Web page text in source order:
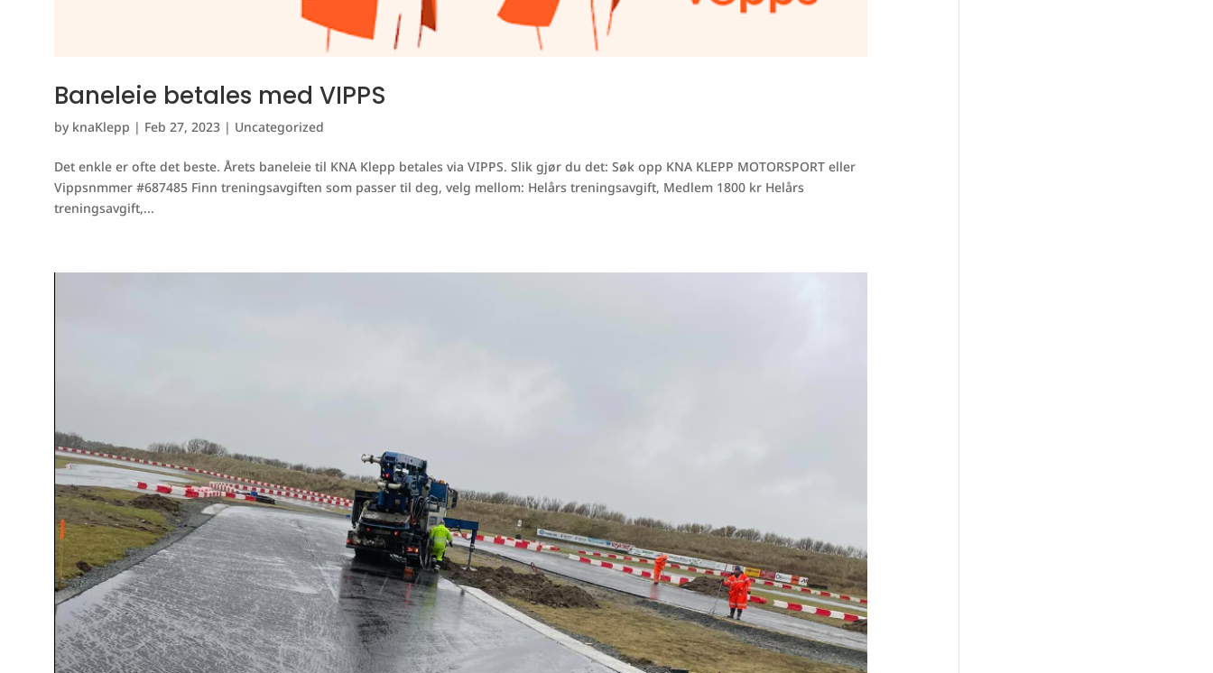
Baneleie betales med VIPPS
by knaKlepp | Feb 27, 2023 | Uncategorized
Det enkle er ofte det beste. Årets baneleie til KNA Klepp betales via VIPPS. Slik gjør du det: Søk opp KNA KLEPP MOTORSPORT eller
Vippsnmmer #687485 Finn treningsavgiften som passer til deg, velg mellom: Helårs treningsavgift, Medlem 1800 kr Helårs
treningsavgift,...